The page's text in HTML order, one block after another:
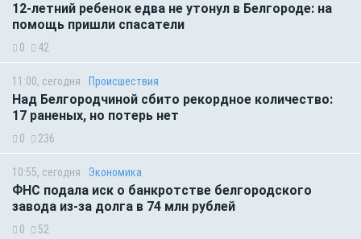
12-летний ребенок едва не утонул в Белгороде: на
помощь пришли спасатели
0 42
11:00, сегодня Происшествия
Над Белгородчиной сбито рекордное количество:
17 раненых, но потерь нет
0 236
10:55, сегодня Экономика
ФНС подала иск о банкротстве белгородского
завода из-за долга в 74 млн рублей
0 52